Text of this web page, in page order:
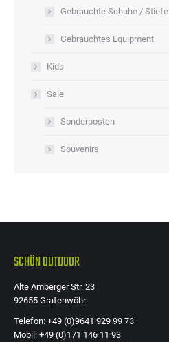
Gebrauchte Schuhe / Stiefel
Gebrauchtes Equipment
Kids
Sale
Sonderposten
Souvenirs
SCHÖN OUTDOOR
Alte Amberger Str. 23
92655 Grafenwöhr
Telefon: +49 (0)9641 929 99 73
Mobil: +49 (0)171 146 11 93